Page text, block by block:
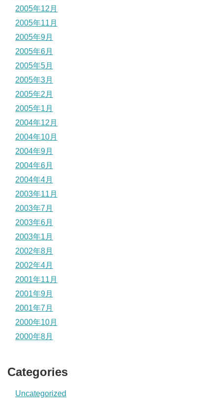
2005年12月
2005年11月
2005年9月
2005年6月
2005年5月
2005年3月
2005年2月
2005年1月
2004年12月
2004年10月
2004年9月
2004年6月
2004年4月
2003年11月
2003年7月
2003年6月
2003年1月
2002年8月
2002年4月
2001年11月
2001年9月
2001年7月
2000年10月
2000年8月
Categories
Uncategorized